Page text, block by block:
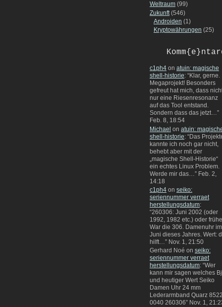
Weltraum (99)
Zukunft (546)
Androiden (1)
Kryptowährungen (25)
c1ph4 on atuin: magische
shell-historie: “Klar, gerne.
Megaprojekt! Besonders
gefreut hat mich, dass
nur eine Riesenresonanz
auf das Tool entstand.
Sondern dass das jetzt…”
Feb. 8, 18:54
Michael on atuin:
shell-historie: “Das
kannte ich noch gar nicht,
behebt aber mit der
„magische Shell-Historie“
ein echtes Linux Problem.
Werde mir das… ” Feb. 2,
14:18
c1ph4 on seiko:
seriennummer verraet
herstellungsdatum:
“260306: Juni 2002 (oder
1992, 1982 etc.) oder
War die 306. Damenuhr im
Juni dieses Jahres. Wert:
hilft…” Nov. 1, 21:50
Gerhard Noé on seiko:
seriennummer verraet
herstellungsdatum: “Wer
kann mir sagen welches
und heutiger Wert Seiko
Damen Uhr 24 mm
Lederarmband Quarz
0040 260306” Nov. 1,